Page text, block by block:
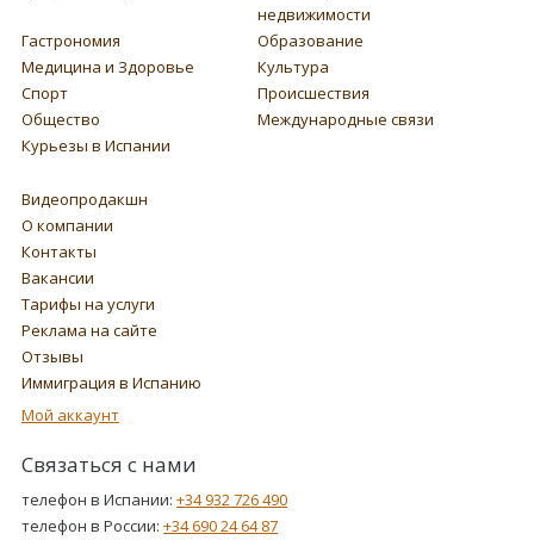
недвижимости
Гастрономия
Образование
Медицина и Здоровье
Культура
Спорт
Происшествия
Общество
Международные связи
Курьезы в Испании
Видеопродакшн
О компании
Контакты
Вакансии
Тарифы на услуги
Реклама на сайте
Отзывы
Иммиграция в Испанию
Мой аккаунт
Связаться с нами
телефон в Испании: +34 932 726 490
телефон в России: +34 690 24 64 87